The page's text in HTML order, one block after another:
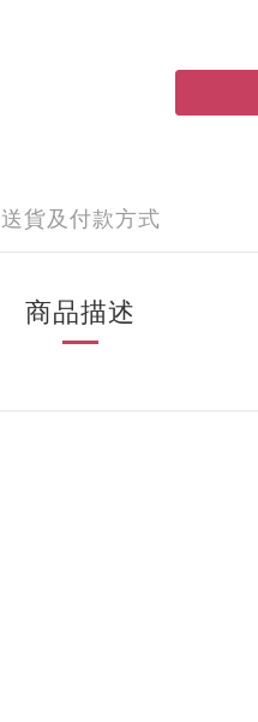
送貨及付款方式
商品描述